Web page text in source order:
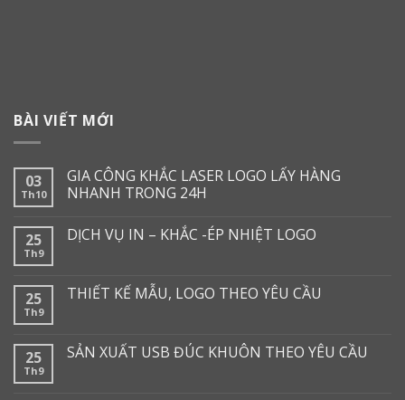
BÀI VIẾT MỚI
03
Th10
GIA CÔNG KHẮC LASER LOGO LẤY HÀNG
NHANH TRONG 24H
25
Th9
DỊCH VỤ IN – KHẮC -ÉP NHIỆT LOGO
25
Th9
THIẾT KẾ MẪU, LOGO THEO YÊU CẦU
25
Th9
SẢN XUẤT USB ĐÚC KHUÔN THEO YÊU CẦU